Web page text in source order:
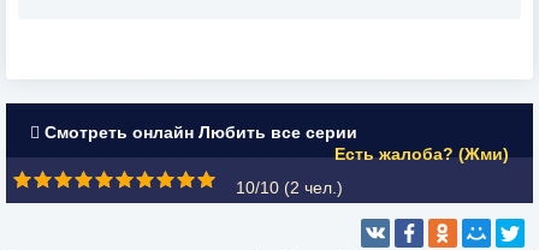
Смотреть онлайн Любить все серии
Есть жалоба? (Жми)
10/10 (2 чел.)